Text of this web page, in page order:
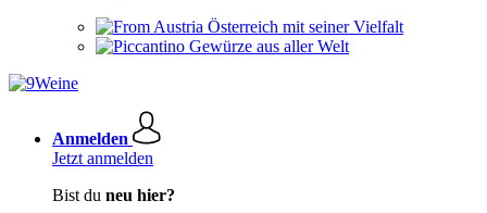
Österreich mit seiner Vielfalt
Gewürze aus aller Welt
Anmelden
Jetzt anmelden
Bist du neu hier?